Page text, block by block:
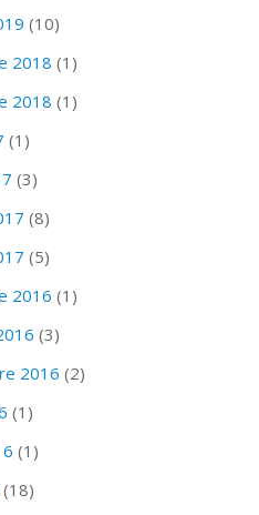
(10)
2018 (1)
2018 (1)
(1)
(3)
(8)
(5)
2016 (1)
(3)
2016 (2)
(1)
(1)
(18)